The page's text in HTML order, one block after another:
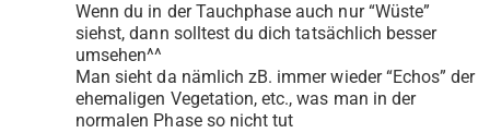
Wenn du in der Tauchphase auch nur “Wüste”
siehst, dann solltest du dich tatsächlich besser
umsehen^^
Man sieht da nämlich zB. immer wieder “Echos” der
ehemaligen Vegetation, etc., was man in der
normalen Phase so nicht tut